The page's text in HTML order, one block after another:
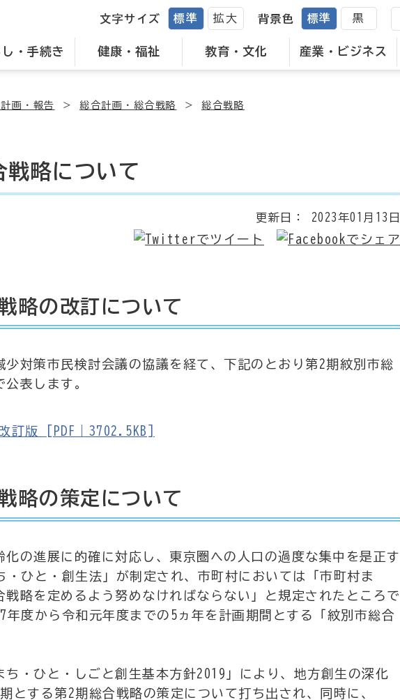
し・手続き 健康・福祉 教育・文化 産業・ビジネス
文字サイズ 標準 拡大 背景色 標準 黒
画・報告 総合計画・総合戦略 総合戦略
戦略について
更新日： 2023年01月13日
略の改訂について
対策市民検討会議の協議を経て、下記のとおり第2期紋別市総
表します。
訂版 [PDF｜3702.5KB]
略の策定について
化の進展に的確に対応し、東京圏への人口の過度な集中を是正す
・ひと・創生法」が制定され、市町村においては「市町村ま
戦略を定めるよう努めなければならない」と規定されたところで
年度から令和元年度までの5ヵ年を計画期間とする「紋別市総合
ち・ひと・しごと創生基本方針2019」により、地方創生の深化
とする第2期総合戦略の策定について打ち出され、同時に、